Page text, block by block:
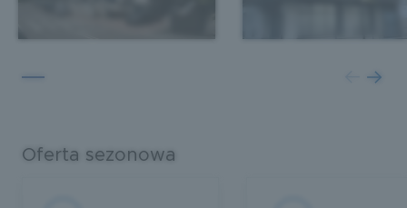
Oferta sezonowa